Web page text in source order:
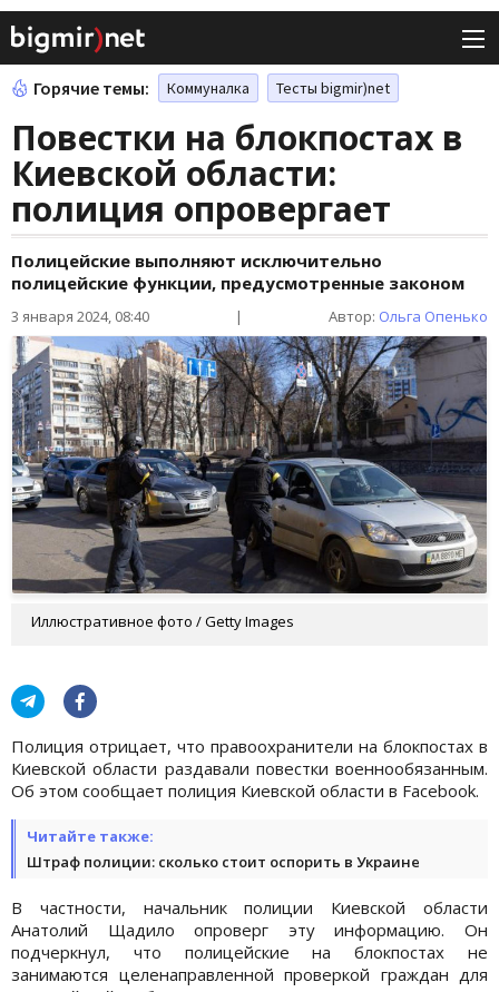
Горячие темы: Коммуналка Тесты bigmir)net
Повестки на блокпостах в
Киевской области:
полиция опровергает
Полицейские выполняют исключительно
полицейские функции, предусмотренные законом
3 января 2024, 08:40 | Автор: Ольга Опенько
Иллюстративное фото / Getty Images
Полиция отрицает, что правоохранители на блокпостах в
Киевской области раздавали повестки военнообязанным.
Об этом сообщает полиция Киевской области в Facebook.
Читайте также:
Штраф полиции: сколько стоит оспорить в Украине
В частности, начальник полиции Киевской области
Анатолий Щадило опроверг эту информацию. Он
подчеркнул, что полицейские на блокпостах не
занимаются целенаправленной проверкой граждан для